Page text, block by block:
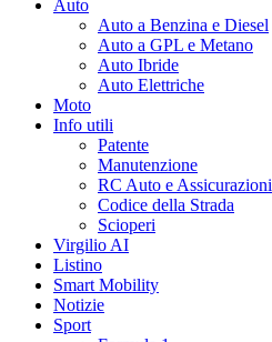
Auto
Auto a Benzina e Diesel
Auto a GPL e Metano
Auto Ibride
Auto Elettriche
Moto
Info utili
Patente
Manutenzione
RC Auto e Assicurazioni
Codice della Strada
Scioperi
Virgilio AI
Listino
Smart Mobility
Notizie
Sport